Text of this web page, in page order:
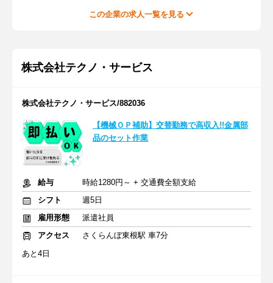
この企業の求人一覧を見る
株式会社テクノ・サービス
株式会社テクノ・サービス/882036
【機械ＯＰ補助】交替勤務で高収入!!金属部
品のセット作業
給与
時給1280円～ + 交通費全額支給
シフト
週5日
雇用形態
派遣社員
アクセス
さくらんぼ東根駅 車7分
あと4日